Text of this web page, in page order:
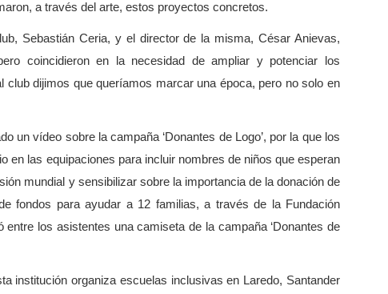
a través del arte, estos proyectos concretos.
Sebastián Ceria, y el director de la misma, César Anievas,
coincidieron en la necesidad de ampliar y potenciar los
club dijimos que queríamos marcar una época, pero no solo en
un vídeo sobre la campaña ‘Donantes de Logo’, por la que los
en las equipaciones para incluir nombres de niños que esperan
mundial y sensibilizar sobre la importancia de la donación de
fondos para ayudar a 12 familias, a través de la Fundación
los asistentes una camiseta de la campaña ‘Donantes de
institución organiza escuelas inclusivas en Laredo, Santander